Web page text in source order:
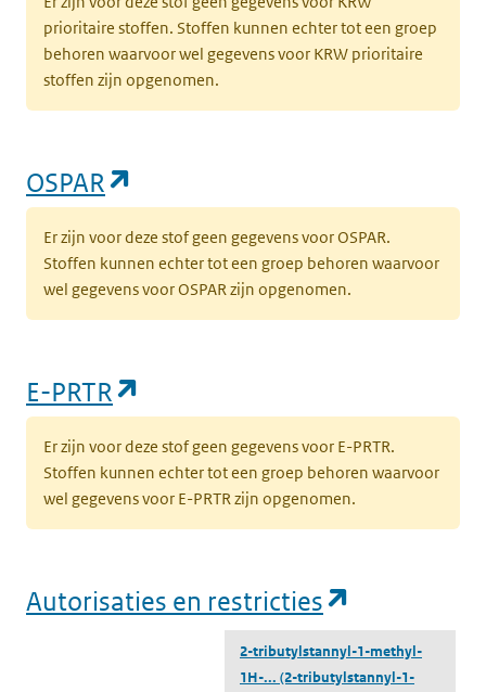
prioritaire stoffen. Stoffen kunnen echter tot een groep
behoren waarvoor wel gegevens voor KRW prioritaire
stoffen zijn opgenomen.
OSPAR
Er zijn voor deze stof geen gegevens voor OSPAR.
Stoffen kunnen echter tot een groep behoren waarvoor
wel gegevens voor OSPAR zijn opgenomen.
E-PRTR
Er zijn voor deze stof geen gegevens voor E-PRTR.
Stoffen kunnen echter tot een groep behoren waarvoor
wel gegevens voor E-PRTR zijn opgenomen.
Autorisaties en restricties
2-tributylstannyl-1-methyl-
1H-... (2-tributylstannyl-1-